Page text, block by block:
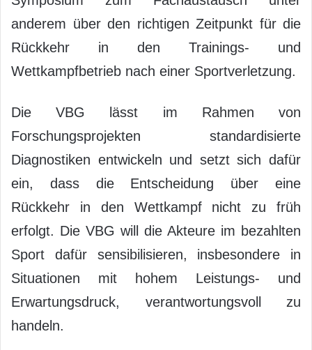
anderem über den richtigen Zeitpunkt für die
Rückkehr in den Trainings- und
Wettkampfbetrieb nach einer Sportverletzung.
Die VBG lässt im Rahmen von
Forschungsprojekten standardisierte
Diagnostiken entwickeln und setzt sich dafür
ein, dass die Entscheidung über eine
Rückkehr in den Wettkampf nicht zu früh
erfolgt. Die VBG will die Akteure im bezahlten
Sport dafür sensibilisieren, insbesondere in
Situationen mit hohem Leistungs- und
Erwartungsdruck, verantwortungsvoll zu
handeln.